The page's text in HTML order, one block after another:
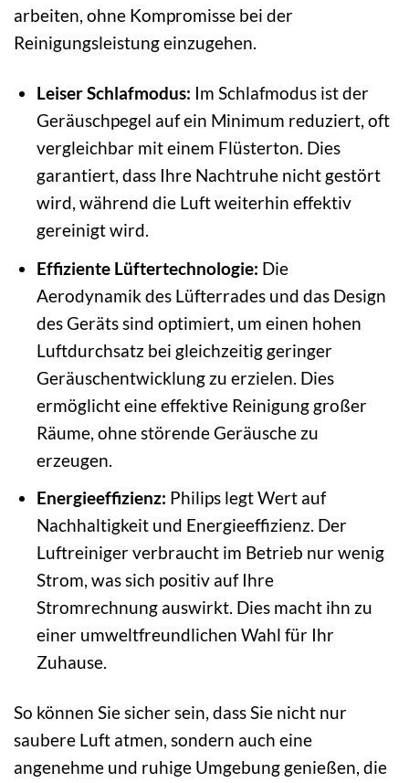
arbeiten, ohne Kompromisse bei der
Reinigungsleistung einzugehen.
Leiser Schlafmodus: Im Schlafmodus ist der
Geräuschpegel auf ein Minimum reduziert, oft
vergleichbar mit einem Flüsterton. Dies
garantiert, dass Ihre Nachtruhe nicht gestört
wird, während die Luft weiterhin effektiv
gereinigt wird.
Effiziente Lüftertechnologie: Die
Aerodynamik des Lüfterrades und das Design
des Geräts sind optimiert, um einen hohen
Luftdurchsatz bei gleichzeitig geringer
Geräuschentwicklung zu erzielen. Dies
ermöglicht eine effektive Reinigung großer
Räume, ohne störende Geräusche zu
erzeugen.
Energieeffizienz: Philips legt Wert auf
Nachhaltigkeit und Energieeffizienz. Der
Luftreiniger verbraucht im Betrieb nur wenig
Strom, was sich positiv auf Ihre
Stromrechnung auswirkt. Dies macht ihn zu
einer umweltfreundlichen Wahl für Ihr
Zuhause.
So können Sie sicher sein, dass Sie nicht nur
saubere Luft atmen, sondern auch eine
angenehme und ruhige Umgebung genießen, die